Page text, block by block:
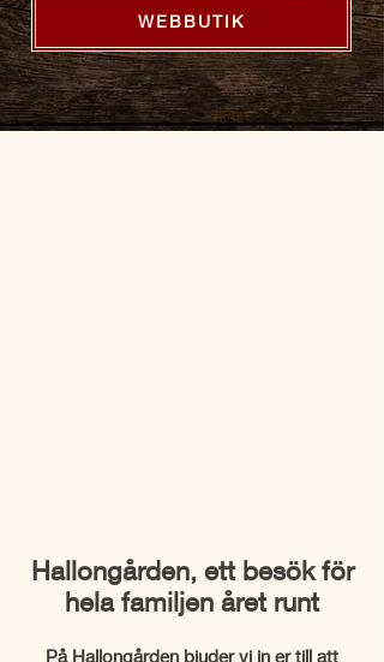
WEBBUTIK
Hallongården, ett besök för
hela familjen året runt
På Hallongården bjuder vi in er till att